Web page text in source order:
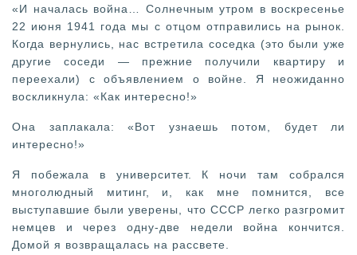
«И началась война…
Солнечным утром в воскресенье
22 июня 1941 года мы с отцом отправились на рынок.
Когда вернулись, нас встретила соседка (это были уже
другие соседи — прежние получили квартиру и
переехали) с объявлением о войне. Я неожиданно
воскликнула: «Как интересно!»
Она заплакала: «Вот узнаешь потом, будет ли
интересно!»
Я побежала в университет. К ночи там собрался
многолюдный митинг, и, как мне помнится, все
выступавшие были уверены, что СССР легко разгромит
немцев и через одну-две недели война кончится.
Домой я возвращалась на рассвете.